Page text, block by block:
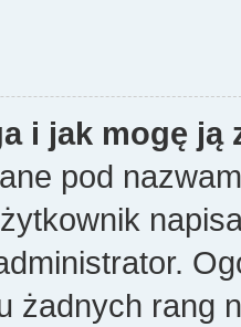
i jak mogę ją
pod
żadnych rang